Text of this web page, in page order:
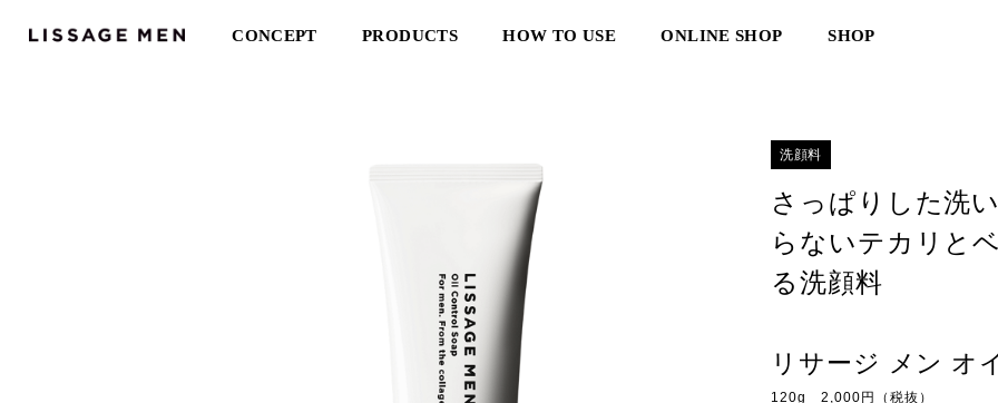
CONCEPT PRODUCTS HOW TO USE ONLINE SHOP SHOP
洗顔料
さっぱりした洗
らないテカリと
る洗顔料
リサージ メン オ
120g 2,000円（税抜）